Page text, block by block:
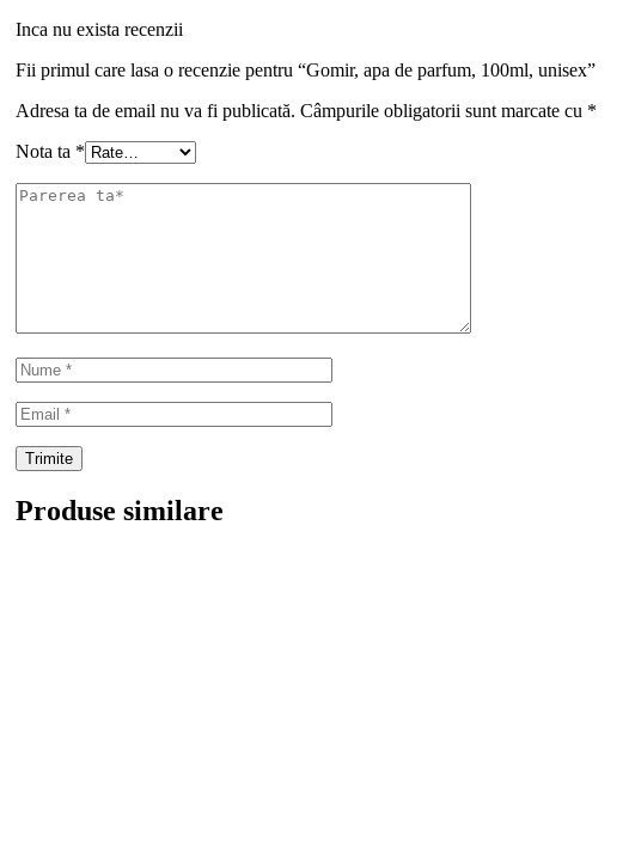
Inca nu exista recenzii
Fii primul care lasa o recenzie pentru “Gomir, apa de parfum, 100ml, unisex”
Adresa ta de email nu va fi publicată. Câmpurile obligatorii sunt marcate cu *
Nota ta *
Produse similare